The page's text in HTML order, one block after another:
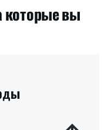
которые вы